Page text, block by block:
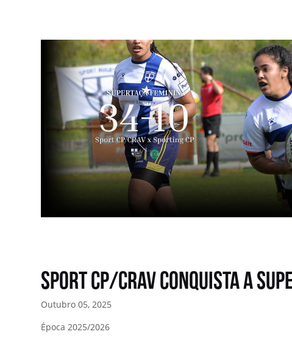
Sport CP/CRAV conquista a
Outubro 05, 2025
Época 2025/2026